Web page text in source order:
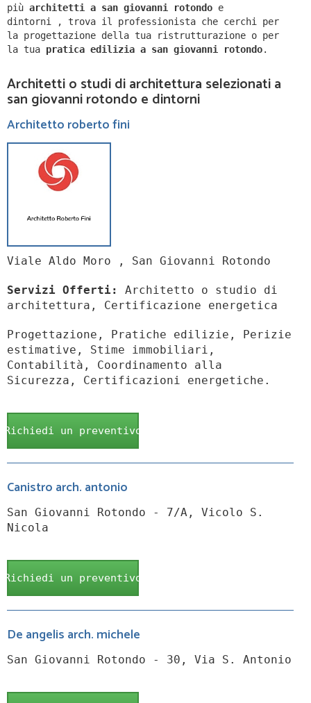
più architetti a san giovanni rotondo e
dintorni ,
trova il professionista che cerchi per
la progettazione della tua ristrutturazione o per
la tua pratica edilizia a san giovanni rotondo.
Architetti o studi di architettura selezionati a
san giovanni rotondo e dintorni
Architetto roberto fini
Viale Aldo Moro , San Giovanni Rotondo
Servizi Offerti:
Architetto o studio di
architettura, Certificazione energetica
Progettazione, Pratiche edilizie, Perizie
estimative, Stime immobiliari,
Contabilità, Coordinamento alla
Sicurezza, Certificazioni energetiche.
Richiedi un preventivo
Canistro arch. antonio
San Giovanni Rotondo - 7/A, Vicolo S.
Nicola
Richiedi un preventivo
De angelis arch. michele
San Giovanni Rotondo - 30, Via S. Antonio